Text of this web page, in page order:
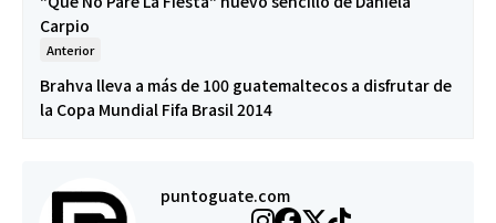
Carpio
Anterior
Brahva lleva a más de 100 guatemaltecos a disfrutar de
la Copa Mundial Fifa Brasil 2014
puntoguate.com